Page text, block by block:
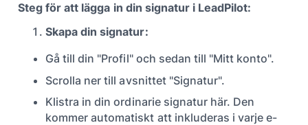
Steg för att lägga in din signatur i LeadPilot:
Skapa din signatur:
Gå till din "Profil" och sedan till "Mitt konto".
Scrolla ner till avsnittet "Signatur".
Klistra in din ordinarie signatur här. Den
kommer automatiskt att inkluderas i varje e-